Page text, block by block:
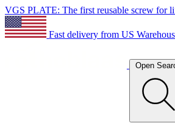
VGS PLATE: The first reusable screw for
Fast delivery from US
Open